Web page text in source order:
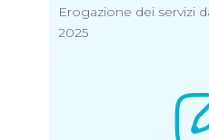
Erogazione dei servizi
2025